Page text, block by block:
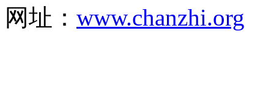
网址： www.chanzhi.org